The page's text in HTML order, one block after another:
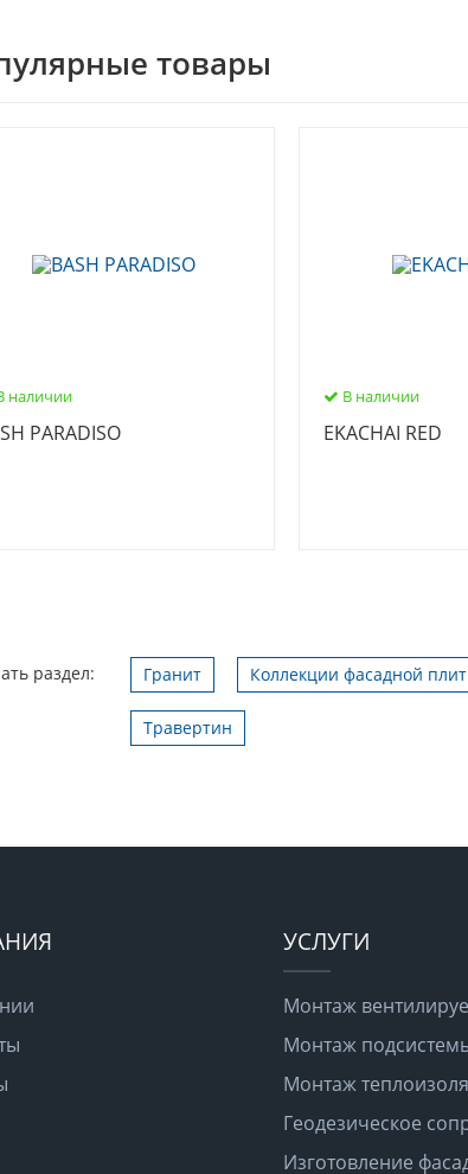
товары
наличии
PARADISO
В наличии
EKACHAI RED
раздел: Гранит Коллекции фасадной
Травертин
УСЛУГИ
Монтаж
Монтаж
Монтаж
Геодезическое
Изготовление